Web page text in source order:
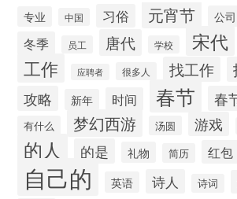
专业 中国 习俗 元宵节 公司
冬季 员工 唐代 学校 宋代
工作 应聘者 很多人 找工作
攻略 新年 时间 春节 春
有什么 梦幻西游 汤圆 游戏
的人 的是 礼物 简历 红包
自己的 英语 诗人 诗词